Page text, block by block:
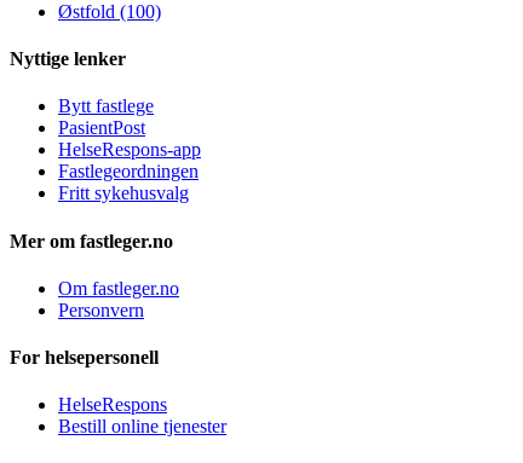
Østfold (100)
Nyttige lenker
Bytt fastlege
PasientPost
HelseRespons-app
Fastlegeordningen
Fritt sykehusvalg
Mer om fastleger.no
Om fastleger.no
Personvern
For helsepersonell
HelseRespons
Bestill online tjenester